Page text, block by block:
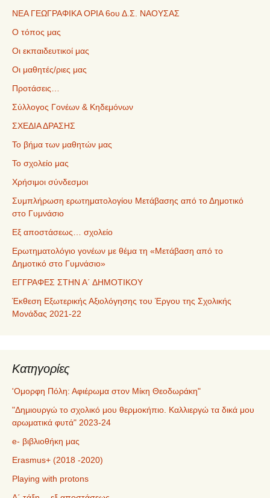
ΝΕΑ ΓΕΩΓΡΑΦΙΚΑ ΟΡΙΑ 6ου Δ.Σ. ΝΑΟΥΣΑΣ
Ο τόπος μας
Οι εκπαιδευτικοί μας
Οι μαθητές/ριες μας
Προτάσεις…
Σύλλογος Γονέων & Κηδεμόνων
ΣΧΕΔΙΑ ΔΡΑΣΗΣ
Το βήμα των μαθητών μας
Το σχολείο μας
Χρήσιμοι σύνδεσμοι
Συμπλήρωση ερωτηματολογίου Μετάβασης από το Δημοτικό
στο Γυμνάσιο
Εξ αποστάσεως… σχολείο
Ερωτηματολόγιο γονέων με θέμα τη «Μετάβαση από το
Δημοτικό στο Γυμνάσιο»
ΕΓΓΡΑΦΕΣ ΣΤΗΝ Α΄ ΔΗΜΟΤΙΚΟΥ
Έκθεση Εξωτερικής Αξιολόγησης του Έργου της Σχολικής
Μονάδας 2021-22
Kατηγορίες
'Ομορφη Πόλη: Αφιέρωμα στον Μίκη Θεοδωράκη"
"Δημιουργώ το σχολικό μου θερμοκήπιο. Καλλιεργώ τα δικά μου
αρωματικά φυτά" 2023-24
e- βιβλιοθήκη μας
Erasmus+ (2018 -2020)
Playing with protons